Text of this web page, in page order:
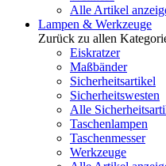
Alle Artikel
Lampen & Werkzeuge
Zurück zu allen
Eiskratzer
Maßbänder
Sicherheitsartikel
Sicherheitswesten
Alle
Taschenlampen
Taschenmesser
Werkzeuge